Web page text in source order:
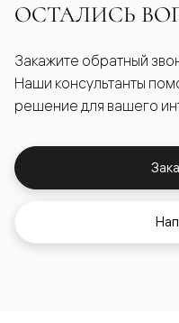
ОСТАЛИСЬ
Закажите обратный
Наши консультанты
решение для вашего